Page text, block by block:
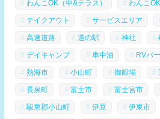
わんこOK（中&テラス） わんこ
テイクアウト サービスエリア
高速道路 道の駅 神社
デイキャンプ 車中泊 RVパ
熱海市 小山町 御殿場
長泉町 富士市 富士宮市
駿東郡小山町 伊豆 伊東市